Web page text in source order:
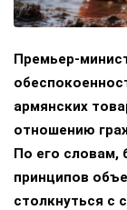
Премьер-
армянских
отношению
По его словам,
принципов
столкнуться с